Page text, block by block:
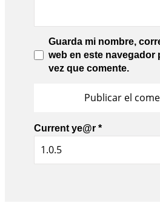
Guarda mi nombre,
web en este navegador
vez que comente.
Current ye@r *